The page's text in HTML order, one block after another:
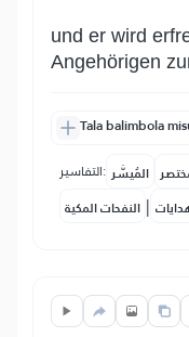
und er wird
Angehörigen
Tala balimbola
التفاسير: المُيسَّر
النفحات المكية |